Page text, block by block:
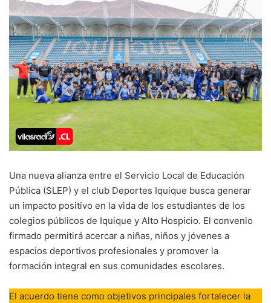
Una nueva alianza entre el Servicio Local de Educación
Pública (SLEP) y el club Deportes Iquique busca generar
un impacto positivo en la vida de los estudiantes de los
colegios públicos de Iquique y Alto Hospicio. El convenio
firmado permitirá acercar a niñas, niños y jóvenes a
espacios deportivos profesionales y promover la
formación integral en sus comunidades escolares.
El acuerdo tiene como objetivos principales fortalecer la